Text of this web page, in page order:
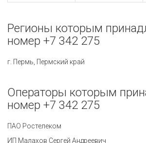
Регионы которым
номер +7 342 275
г. Пермь, Пермский край
Операторы которым
номер +7 342 275
ПАО Ростелеком
ИП Малахов Сергей Андреевич